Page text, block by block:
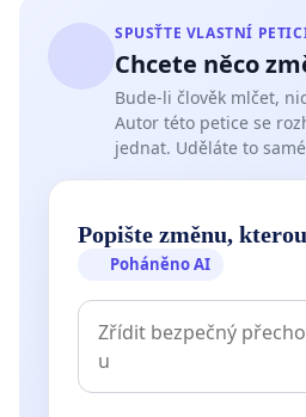
SPUSŤTE VLASTNÍ
Chcete něco
Bude-li člověk mlčet,
Autor této petice se
jednat. Uděláte to
Popište změnu,
Poháněno AI